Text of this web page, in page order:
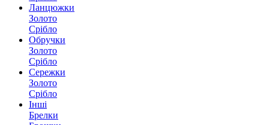
Ланцюжки
Золото
Срібло
Обручки
Золото
Срібло
Сережки
Золото
Срібло
Інші
Брелки